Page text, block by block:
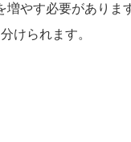
やす必要がありま
けられます。